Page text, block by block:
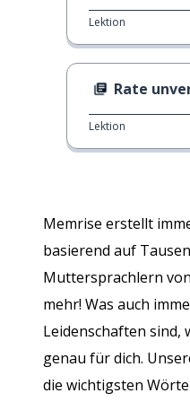
Memrise erstellt
basierend auf
Muttersprachlern
mehr! Was auch
Leidenschaften sind,
genau für dich.
die wichtigsten
Lektion
Rate
Lektion